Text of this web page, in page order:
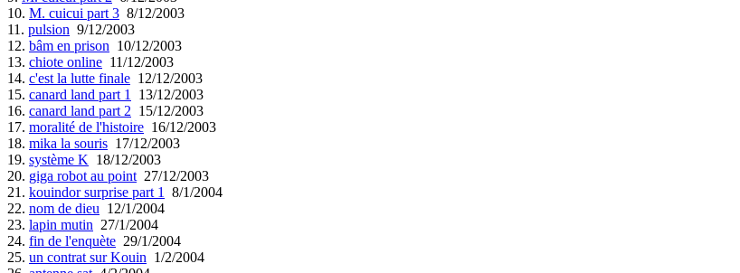
10. M. cuicui part 3 8/12/2003
11. pulsion 9/12/2003
12. bâm en prison 10/12/2003
13. chiote online 11/12/2003
14. c'est la lutte finale 12/12/2003
15. canard land part 1
13/12/2003
16. canard land part 2 15/12/2003
17. moralité de l'histoire 16/12/2003
18. mika la souris 17/12/2003
19. système K 18/12/2003
20. giga robot au point 27/12/2003
21. kouindor surprise part 1
8/1/2004
22. nom de dieu 12/1/2004
23. lapin mutin 27/1/2004
24. fin de l'enquète 29/1/2004
25. un contrat sur Kouin 1/2/2004